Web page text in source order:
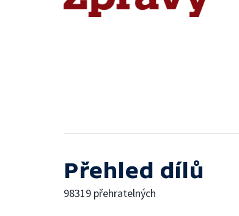
Přehled dílů
98319 přehratelných